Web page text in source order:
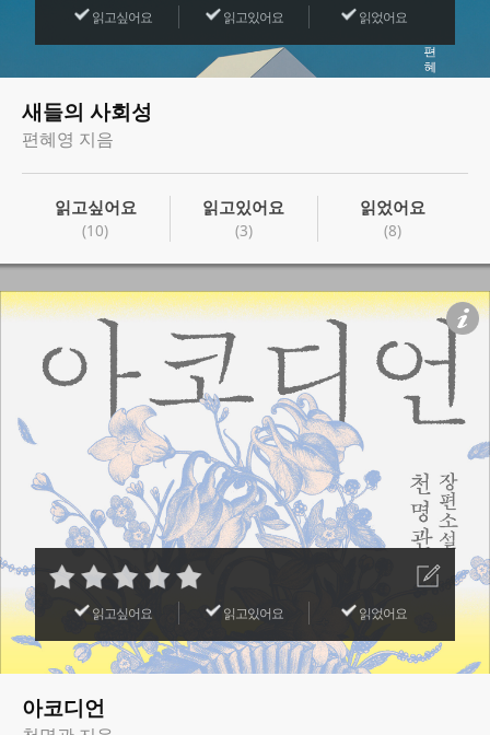
읽고싶어요 읽고있어요 읽었어요
새들의 사회성
편혜영 지음
읽고싶어요
(10)
읽고있어요
(3)
읽었어요
(8)
읽고싶어요 읽고있어요 읽었어요
아코디언